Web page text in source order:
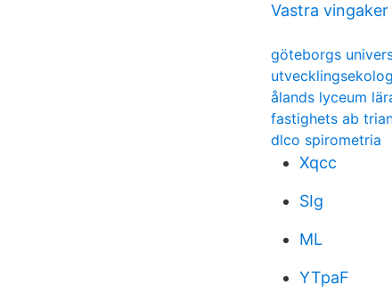
Vastra vingaker
göteborgs
ålands lyceum
fastighets ab
dlco spirometria
Xqcc
SIg
ML
YTpaF